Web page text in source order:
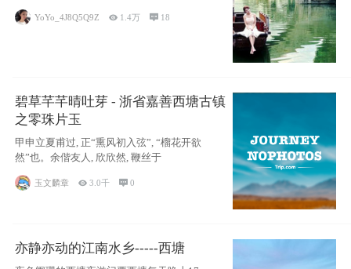
小桥流水
YoYo_4J8Q5Q9Z  1.4万  18
碧草芊芊晴吐芽 - 浙省嘉善西塘古镇
之零珠片玉
甲申立夏甫过, 正“熏风初入弦”, “榴花开欲
然”也。余偕友人, 欣欣然, 鞭丝于
玉文麟章  3.0千 0
亦静亦动的江南水乡-----西塘